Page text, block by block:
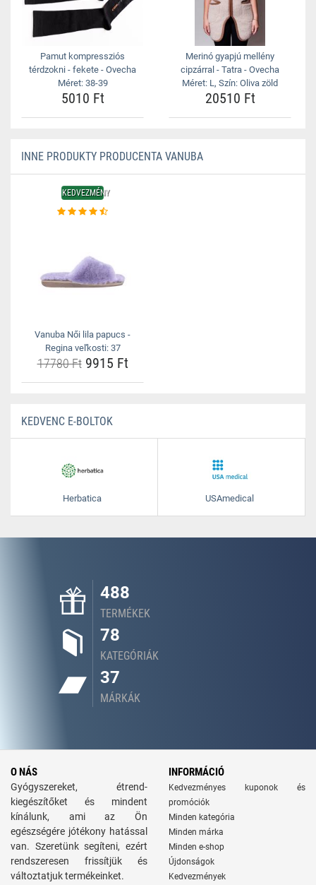
Pamut kompressziós
térdzokni - fekete - Ovecha
Méret: 38-39
5010 Ft
Merinó gyapjú mellény
cipzárral - Tatra - Ovecha
Méret: L, Szín: Oliva zöld
20510 Ft
INNE PRODUKTY PRODUCENTA VANUBA
KEDVEZMÉNY
Vanuba Női lila papucs -
Regina veľkosti: 37
17780 Ft9915 Ft
KEDVENC E-BOLTOK
Herbatica USAmedical
488
TERMÉKEK
78
KATEGÓRIÁK
37
MÁRKÁK
O NÁS
Gyógyszereket, étrend-
kiegészítőket és mindent
kínálunk, ami az Ön
egészségére jótékony hatással
van. Szeretünk segíteni, ezért
rendszeresen frissítjük és
változtatjuk termékeinket.
INFORMÁCIÓ
Kedvezményes kuponok és
promóciók
Minden kategória
Minden márka
Minden e-shop
Újdonságok
Kedvezmények